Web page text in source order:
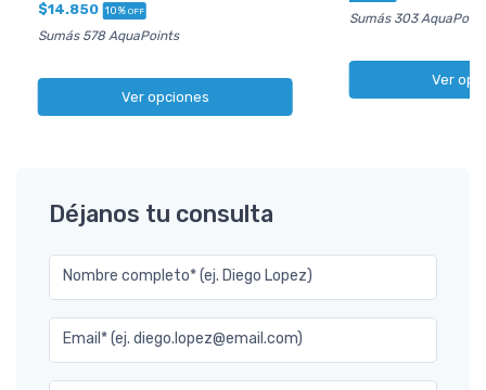
$14.850 10% OFF
Sumás 578 AquaPoints
Ver opciones
Sumás 303
Ver
Déjanos tu consulta
Nombre completo* (ej. Diego Lopez)
Email* (ej. diego.lopez@email.com)